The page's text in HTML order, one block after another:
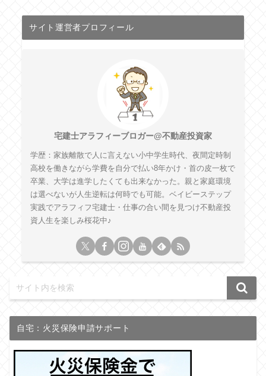
サイト運営者プロフィール
宅建士アラフィーブロガー@不動産投資家
学歴：家族離散で人に言えない小中学生時代、夜間定時制
高校を働きながら学費を自分で払い8年かけ・首の皮一枚で
卒業、大学は進学したくても出来なかった。親と家庭環境
は選べないが人生逆転は何時でも可能。ベイビーステップ
実践でアラフィフ宅建士・仕事の合い間を見つけ不動産投
資人生を楽しみ桜花中♪
自宅：火災保険申請サポート